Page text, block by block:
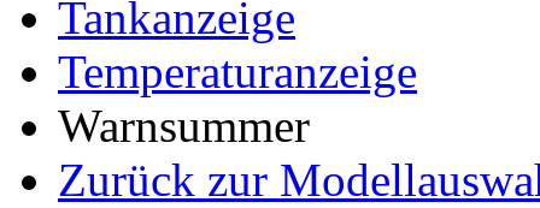
Tankanzeige
Temperaturanzeige
Warnsummer
Zurück zur